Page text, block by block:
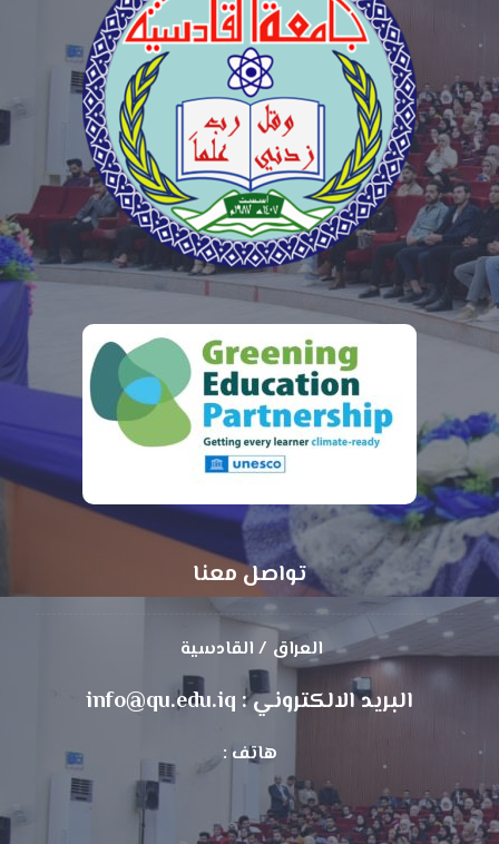
تواصل معنا
العراق / القادسية
البريد الالكتروني : info@qu.edu.iq
هاتف :